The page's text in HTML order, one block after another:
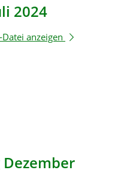
2024
Datei anzeigen